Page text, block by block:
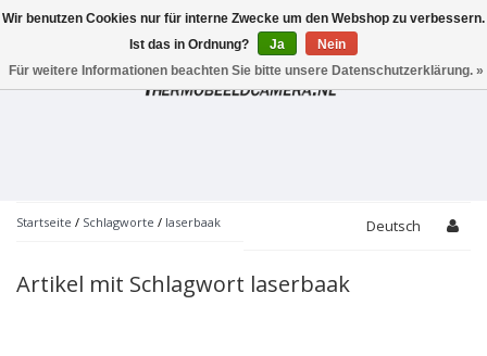
Toggle
Startseite / Schlagworte / laserbaak Deutsch
Artikel mit Schlagwort laserbaak
Wir benutzen Cookies nur für interne Zwecke um den Webshop zu verbessern.
Ist das in Ordnung?
Ja
Nein
Für weitere Informationen beachten Sie bitte unsere Datenschutzerklärung. »